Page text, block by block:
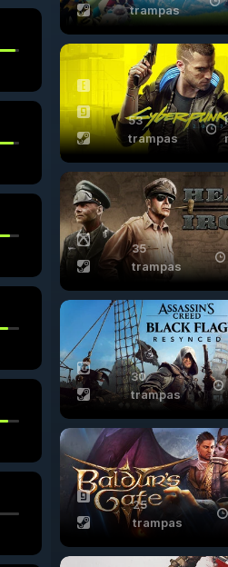
trampas
53
trampas
35
trampas
30
trampas
25
trampas